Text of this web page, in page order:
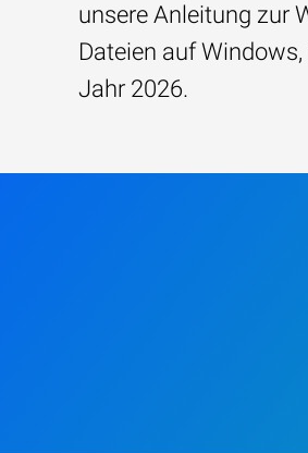
unsere Anleitung zur
Dateien auf
Jahr 2026.